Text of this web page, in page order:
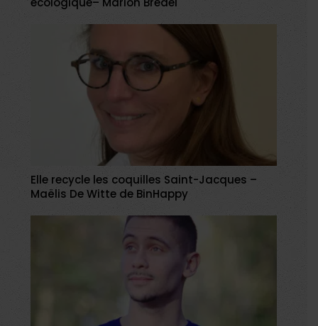
Elle recycle les coquilles Saint-Jacques –
Maëlis De Witte de BinHappy